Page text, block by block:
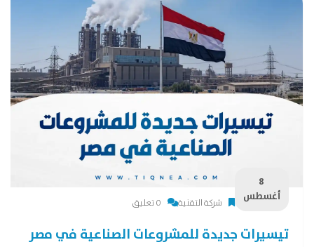
8
أغسطس
شركة التقنية 0 تعليق
تيسيرات جديدة للمشروعات الصناعية في مصر